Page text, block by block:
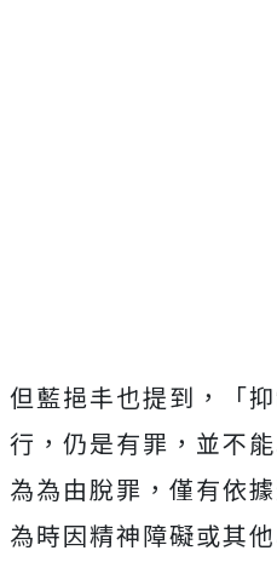
但藍挹丰也提到，「
行，仍是有罪，並不
為為由脫罪，僅有依
為時因精神障礙或其